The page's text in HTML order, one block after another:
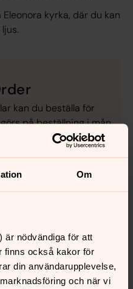
Om
är nödvändiga för att
finns också kakor för
din användarupplevelse,
och när vi
kyrka, där du kan
kan du beställa för
på beställning i mån
catering.
maila till